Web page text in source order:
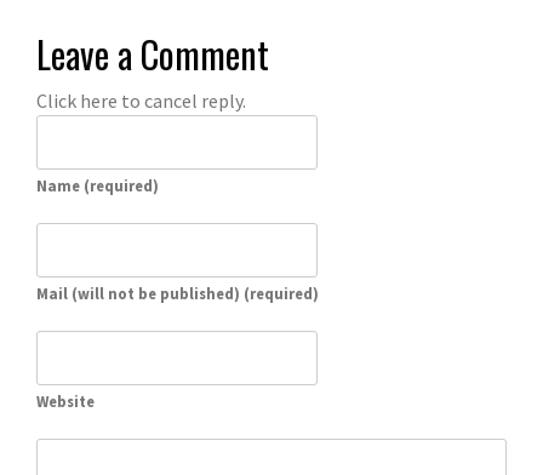
Leave a Comment
Click here to cancel reply.
Name (required)
Mail (will not be published) (required)
Website